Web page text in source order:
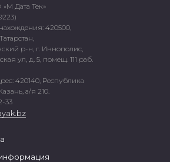
Дата Тек»
420500,
р-н, г. Иннополис,
ул, д. 5, помещ. 111 раб.
420140, Республика
а/я 210.
33